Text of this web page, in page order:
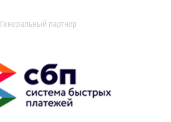
Генеральный партнер